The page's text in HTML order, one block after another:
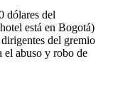
dólares del
está en Bogotá)
del gremio
el abuso y robo de